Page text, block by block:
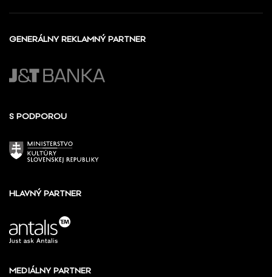
GENERÁLNY REKLAMNÝ PARTNER
S PODPOROU
HLAVNÝ PARTNER
MEDIÁLNY PARTNER